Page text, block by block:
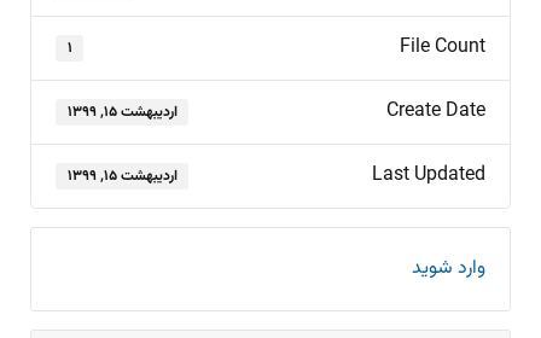
File Count ۱
Create Date اردیبهشت ۱۵, ۱۳۹۹
Last Updated اردیبهشت ۱۵, ۱۳۹۹
وارد شوید